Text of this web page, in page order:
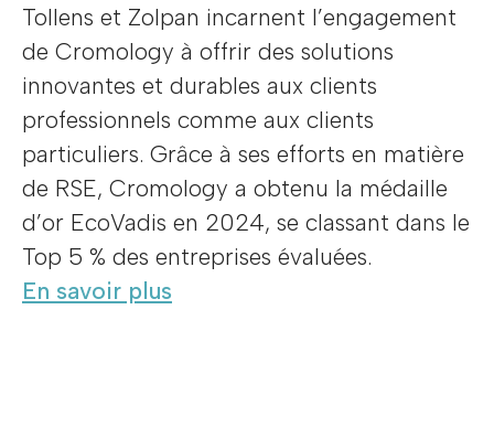
Tollens et Zolpan incarnent l’engagement
de Cromology à offrir des solutions
innovantes et durables aux clients
professionnels comme aux clients
particuliers. Grâce à ses efforts en matière
de RSE, Cromology a obtenu la médaille
d’or EcoVadis en 2024, se classant dans le
Top 5 % des entreprises évaluées.
En savoir plus